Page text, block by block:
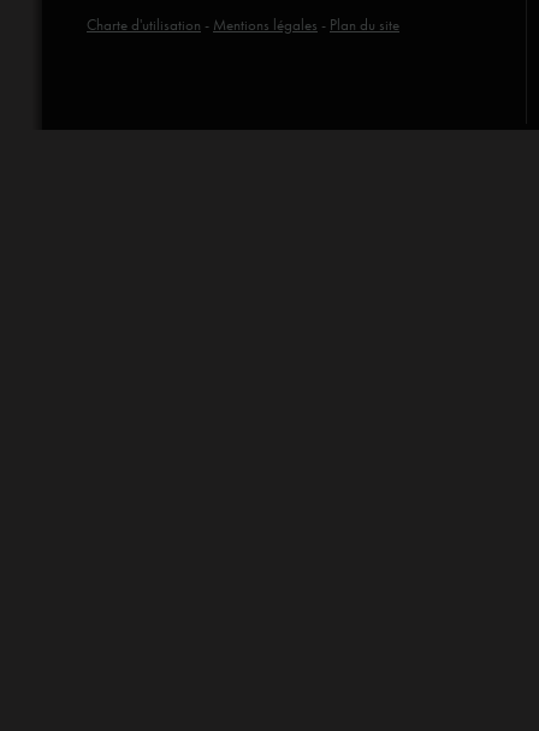
Charte d'utilisation - Mentions légales - Plan du site